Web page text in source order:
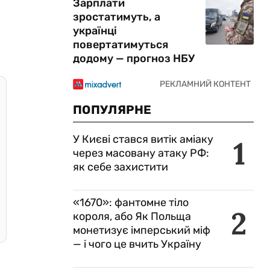
Зарплати
зростатимуть, а
українці
повертатимуться
додому — прогноз НБУ
ПОПУЛЯРНЕ
1
У Києві стався витік аміаку
через масовану атаку РФ:
як себе захистити
2
«1670»: фантомне тіло
короля, або Як Польща
монетизує імперський міф
— і чого це вчить Україну